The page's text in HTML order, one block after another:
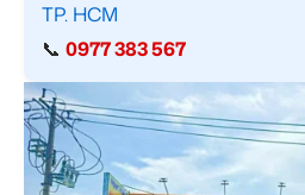
TP. HCM
📞 0977 383 567